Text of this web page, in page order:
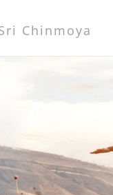
Chinmoya